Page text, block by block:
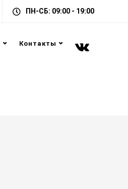
ПН-СБ: 09:00 - 19:00
Контакты